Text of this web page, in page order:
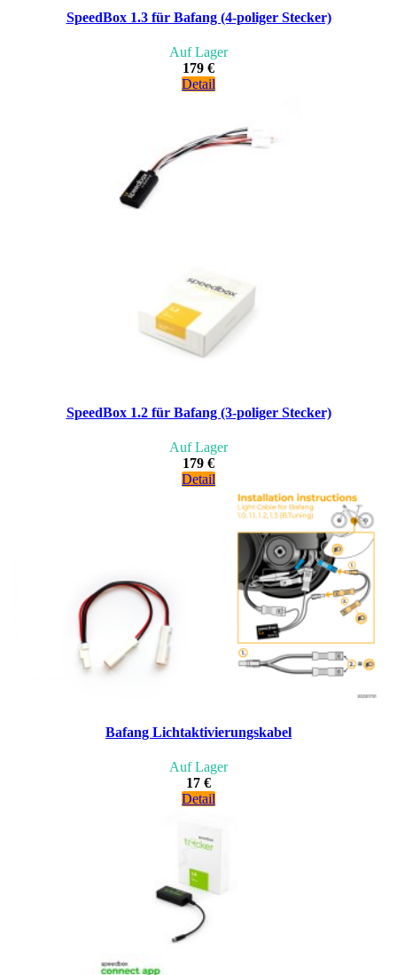
SpeedBox 1.3 für Bafang (4-poliger Stecker)
Auf Lager
179 €
Detail
SpeedBox 1.2 für Bafang (3-poliger Stecker)
Auf Lager
179 €
Detail
Bafang Lichtaktivierungskabel
Auf Lager
17 €
Detail